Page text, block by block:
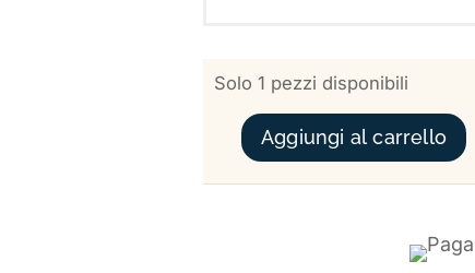
Solo 1 pezzi disponibili
FORBIDDEN WORDS BOMBAY GOURMAND ŚASVA QUANTITÀAggiungi al carrello